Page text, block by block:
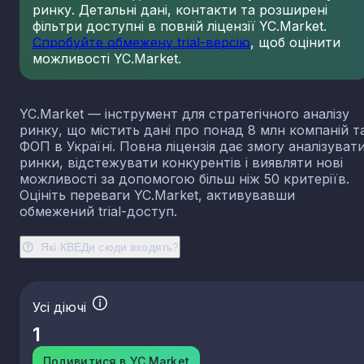
Які КВЕДи сюди входять?
ринку. Детальні дані, контакти та розширені
фільтри доступні в повній ліцензії YC.Market.
Спробуйте обмежену trial-версію, щоб оцінити
можливості YC.Market.
YC.Market — інструмент для стратегічного аналізу
ринку, що містить дані про понад 8 млн компаній
ФОП в Україні. Повна ліцензія дає змогу
ринки, відстежувати конкурентів і виявляти нові
можливості за допомогою більш ніж 50 критеріїв.
Оцініть переваги YC.Market, активувавши
обмежений trial-доступ.
Усі діючі
1
Подивитися в YC.Market
23.13 Виробництво порожнистого скла
23.14 Виробництво скловолокна
23.19 Виробництво й оброблення інших скляних
23.31 Виробництво керамічних плиток і плит
23.32 Виробництво цегли, черепиці та інших
виробів із випаленої глини
23.41
Виробництво господарських і декоративних
керамічних виробів
23.42
Виробництво керамічних санітарно-технічних
23.43 Виробництво керамічних електроізоляторів та
ізоляційної арматури
призначення
23.49 Виробництво інших керамічних виробів
23.52 Виробництво вапна та гіпсових сумішей